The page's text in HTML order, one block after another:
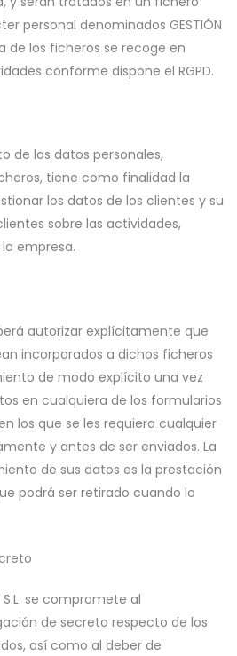
personal denominados GESTIÓN
de los ficheros se recoge en
conforme dispone el RGPD.
de los datos personales,
tiene como finalidad la
los datos de los clientes y su
sobre las actividades,
empresa.
autorizar explícitamente que
incorporados a dichos ficheros
de modo explícito una vez
en cualquiera de los formularios
los que se les requiera cualquier
y antes de ser enviados. La
de sus datos es la prestación
podrá ser retirado cuando lo
se compromete al
de secreto respecto de los
así como al deber de